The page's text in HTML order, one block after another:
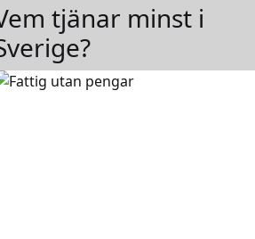
tjänar minst i